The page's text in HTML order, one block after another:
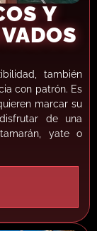
Y
también
con patrón. Es
marcar su
de una
yate o